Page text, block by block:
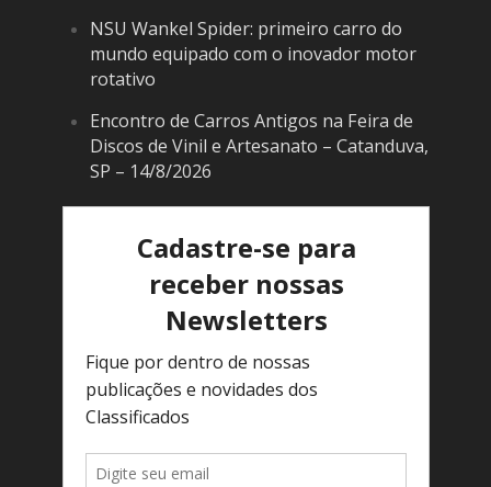
NSU Wankel Spider: primeiro carro do
mundo equipado com o inovador motor
rotativo
Encontro de Carros Antigos na Feira de
Discos de Vinil e Artesanato – Catanduva,
SP – 14/8/2026